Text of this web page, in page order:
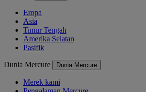
Eropa
Asia
Timur Tengah
Amerika Selatan
Pasifik
Dunia Mercure Dunia Mercure
Merek kami